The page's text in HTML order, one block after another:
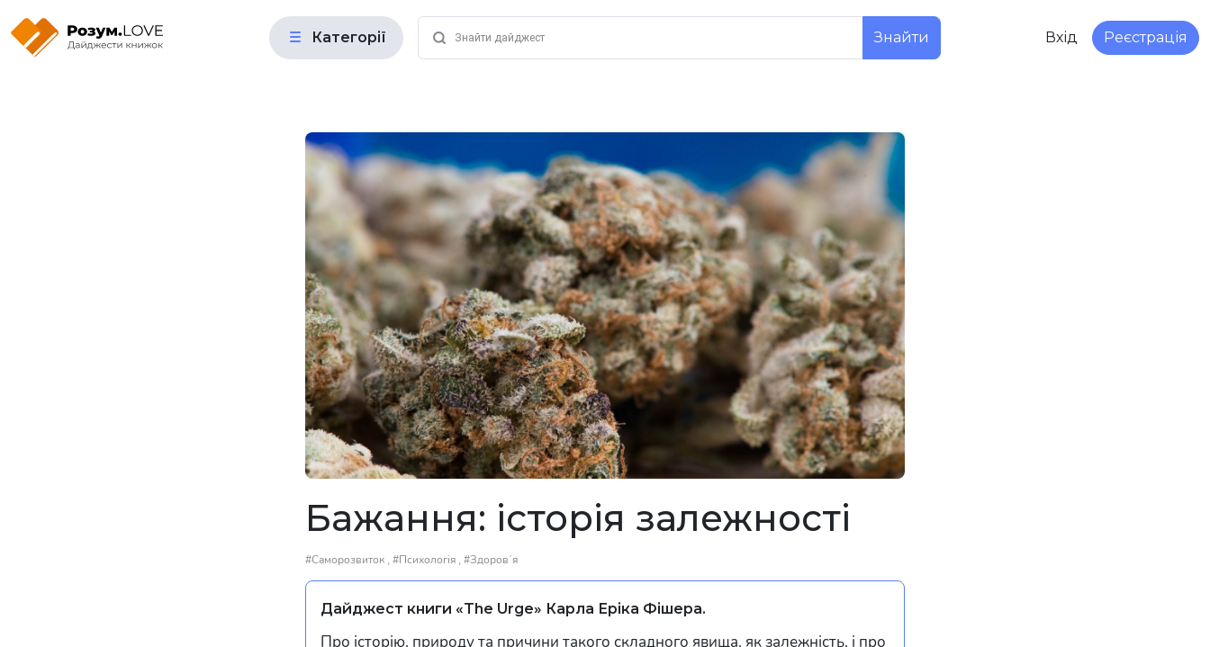
Категорії Знайти Вхід Реєстрація
Бажання: історія залежності
#Саморозвиток #Психологія #Здоровʼя
Дайджест книги «The Urge» Карла Еріка Фішера.
Про історію, природу та причини такого складного явища, як залежність, і про